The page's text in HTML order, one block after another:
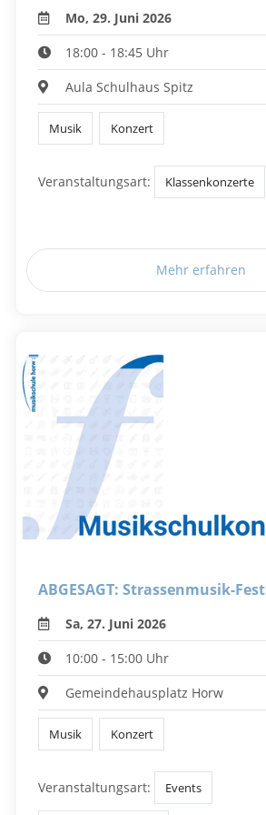
Mo, 29. Juni 2026
18:00 - 18:45 Uhr
Aula Schulhaus Spitz
Musik Konzert
Veranstaltungsart: Klassenkonzerte
Mehr erfahren
ABGESAGT: Strassenmusik-Fest
Sa, 27. Juni 2026
10:00 - 15:00 Uhr
Gemeindehausplatz Horw
Musik Konzert
Veranstaltungsart: Events